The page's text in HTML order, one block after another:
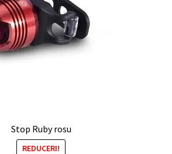
Stop Ruby rosu
REDUCERI!